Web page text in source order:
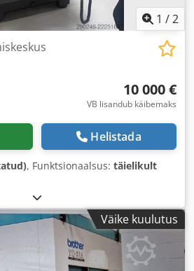
1 /2
10 000 €
VB lisandub käibemaks
Helistada
, Funktsionaalsus: täielikult
Väike kuulutus